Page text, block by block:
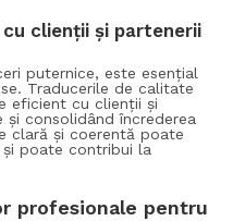
clienții și partenerii
puternice, este esențial
Traducerile de calitate
eficient cu clienții și
și consolidând încrederea
clară și coerentă poate
poate contribui la
profesionale pentru